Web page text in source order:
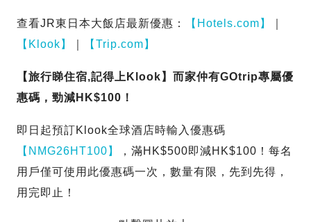
查看JR東日本大飯店最新優惠： 【Hotels.com】
【Klook】
【Trip.com】
【旅行睇住宿,記得上Klook】而家仲有GOtrip專屬優
惠碼，勁減HK$100！
即日起預訂Klook全球酒店時輸入優惠碼
【NMG26HT100】
，滿HK$500即減HK$100！每名
用戶僅可使用此優惠碼一次，數量有限，先到先得，
用完即止！